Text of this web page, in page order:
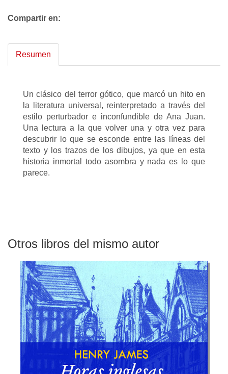
Compartir en:
Resumen
Un clásico del terror gótico, que marcó un hito en
la literatura universal, reinterpretado a través del
estilo perturbador e inconfundible de Ana Juan.
Una lectura a la que volver una y otra vez para
descubrir lo que se esconde entre las líneas del
texto y los trazos de los dibujos, ya que en esta
historia inmortal todo asombra y nada es lo que
parece.
Otros libros del mismo autor